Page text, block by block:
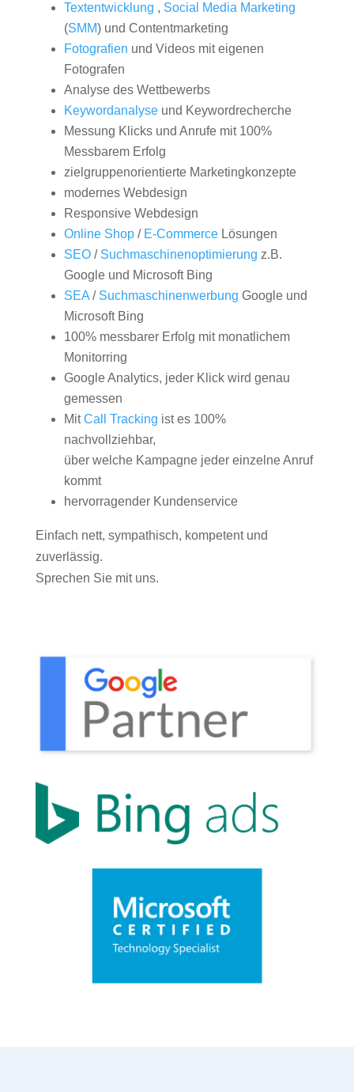
Textentwicklung , Social Media Marketing
(SMM) und Contentmarketing
Fotografien und Videos mit eigenen
Fotografen
Analyse des Wettbewerbs
Keywordanalyseund Keywordrecherche
Messung Klicks und Anrufe mit 100%
Messbarem Erfolg
zielgruppenorientierte Marketingkonzepte
modernes Webdesign
Responsive Webdesign
Online Shop/ E-CommerceLösungen
SEO/ Suchmaschinenoptimierung z.B.
Google und Microsoft Bing
SEA/ Suchmaschinenwerbung Google und
Microsoft Bing
100% messbarer Erfolg mit monatlichem
Monitorring
Google Analytics, jeder Klick wird genau
gemessen
MitCall Tracking ist es 100%
nachvollziehbar,
über welche Kampagne jeder einzelne Anruf
kommt
hervorragender Kundenservice
Einfach nett, sympathisch, kompetent und
zuverlässig.
Sprechen Sie mit uns.